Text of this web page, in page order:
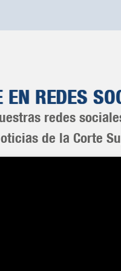
EN REDES
redes
de la Corte